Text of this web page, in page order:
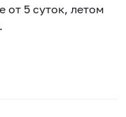
от 5 суток, летом